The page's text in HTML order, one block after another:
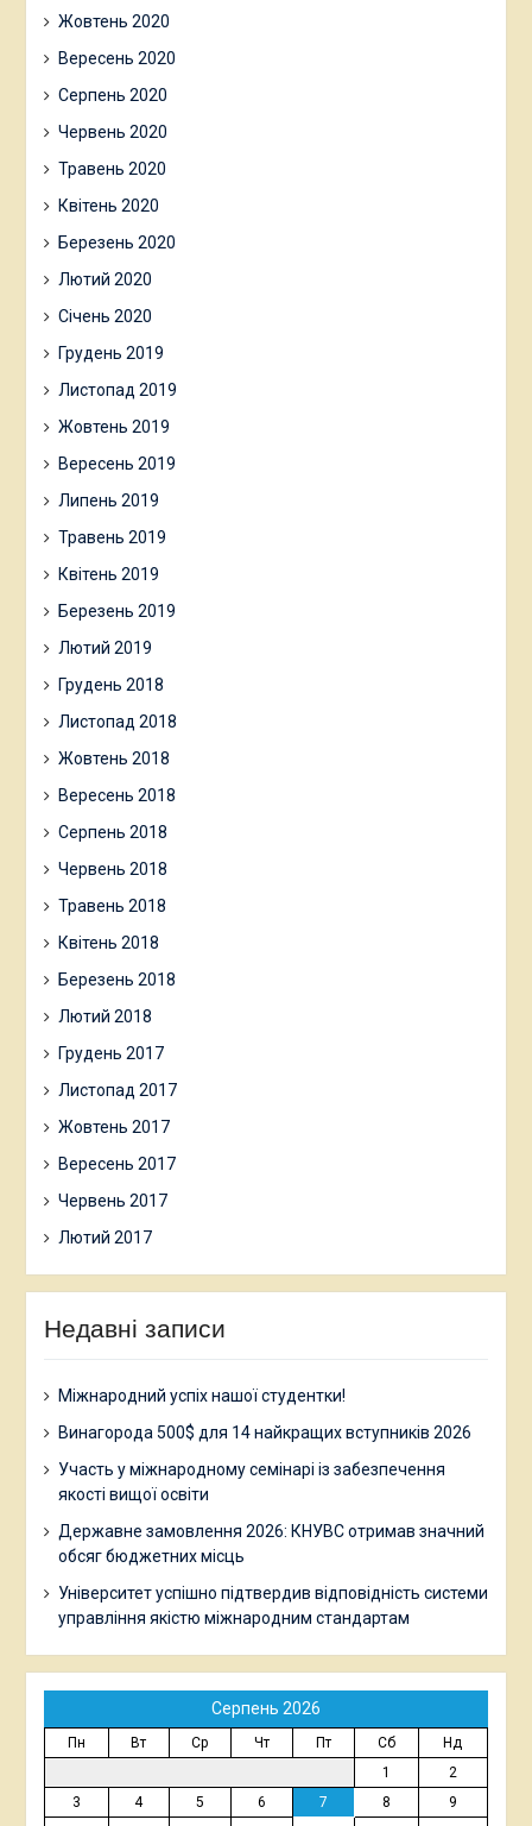
Жовтень 2020
Вересень 2020
Серпень 2020
Червень 2020
Травень 2020
Квітень 2020
Березень 2020
Лютий 2020
Січень 2020
Грудень 2019
Листопад 2019
Жовтень 2019
Вересень 2019
Липень 2019
Травень 2019
Квітень 2019
Березень 2019
Лютий 2019
Грудень 2018
Листопад 2018
Жовтень 2018
Вересень 2018
Серпень 2018
Червень 2018
Травень 2018
Квітень 2018
Березень 2018
Лютий 2018
Грудень 2017
Листопад 2017
Жовтень 2017
Вересень 2017
Червень 2017
Лютий 2017
Недавні записи
Міжнародний успіх нашої студентки!
Винагорода 500$ для 14 найкращих вступників 2026
Участь у міжнародному семінарі із забезпечення
якості вищої освіти
Державне замовлення 2026: КНУВС отримав значний
обсяг бюджетних місць
Університет успішно підтвердив відповідність системи
управління якістю міжнародним стандартам
Серпень 2026
Пн Вт Ср Чт Пт Сб
Нд
1
2
3
4 5 6 7 8
9